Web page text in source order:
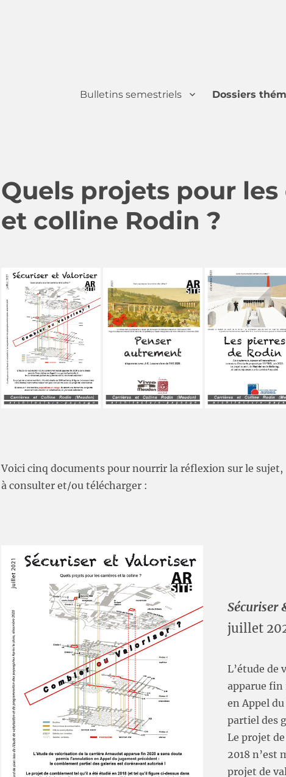
Bulletins semestriels Dossiers
Quels projets pour
et colline Rodin ?
Voici cinq documents pour nourrir la réflexion sur le sujet,
à consulter et/ou télécharger :
Sécuriser
juillet
L’étude de
apparue fin
en Appel
partiel des
Le projet
2018 n’est
projet de